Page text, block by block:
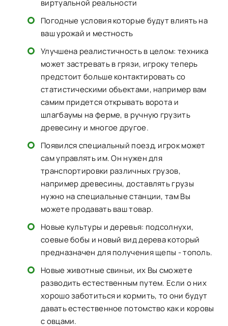
виртуальной реальности
Погодные условия которые будут влиять на
ваш урожай и местность
Улучшена реалистичность в целом: техника
может застревать в грязи, игроку теперь
предстоит больше контактировать со
статистическими объектами, например вам
самим придется открывать ворота и
шлагбаумы на ферме, в ручную грузить
древесину и многое другое.
Появился специальный поезд, игрок может
сам управлять им. Он нужен для
транспортировки различных грузов,
например древесины, доставлять грузы
нужно на специальные станции, там Вы
можете продавать ваш товар.
Новые культуры и деревья: подсолнухи,
соевые бобы и новый вид дерева который
предназначен для получения щепы - тополь.
Новые животные свиньи, их Вы сможете
разводить естественным путем. Если о них
хорошо заботиться и кормить, то они будут
давать естественное потомство как и коровы
с овцами.